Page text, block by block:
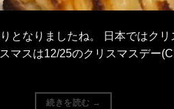
となりましたね。 日本ではク
マスは12/25のクリスマスデー
続きを読む →